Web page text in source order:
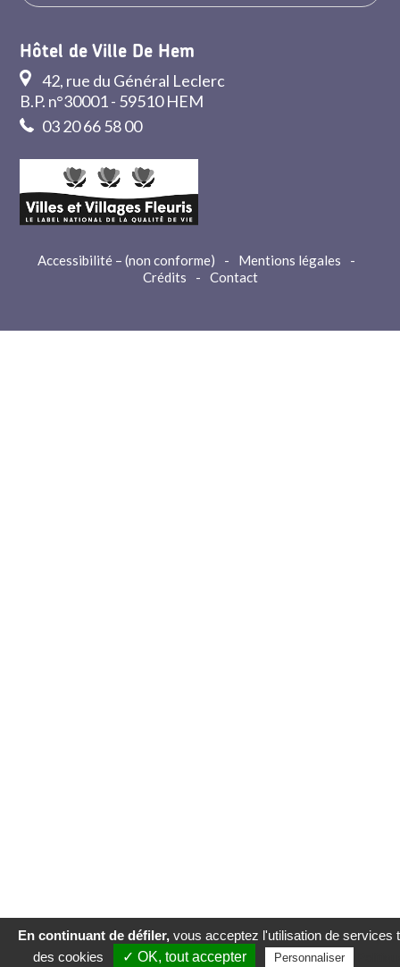
Hôtel de Ville De Hem
42, rue du Général Leclerc
B.P. n°30001 - 59510 HEM
03 20 66 58 00
Accessibilité – (non conforme) - Mentions légales
-
Crédits
- Contact
En continuant de défiler, vous acceptez l'utilisation de services
des cookies
✓ OK, tout accepter Personnaliser